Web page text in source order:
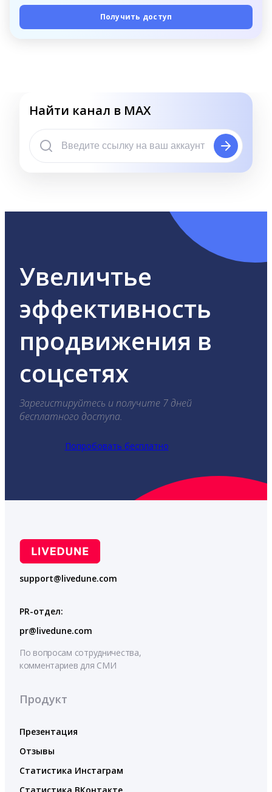
Получить доступ
Найти канал в MAX
Увеличтье
эффективность
продвижения в
соцсетях
Зарегистируйтесь и получите 7 дней
бесплатного доступа.
Попробовать бесплатно
support@livedune.com
PR-отдел:
pr@livedune.com
По вопросам сотрудничества,
комментариев для СМИ
Продукт
Презентация
Отзывы
Статистика Инстаграм